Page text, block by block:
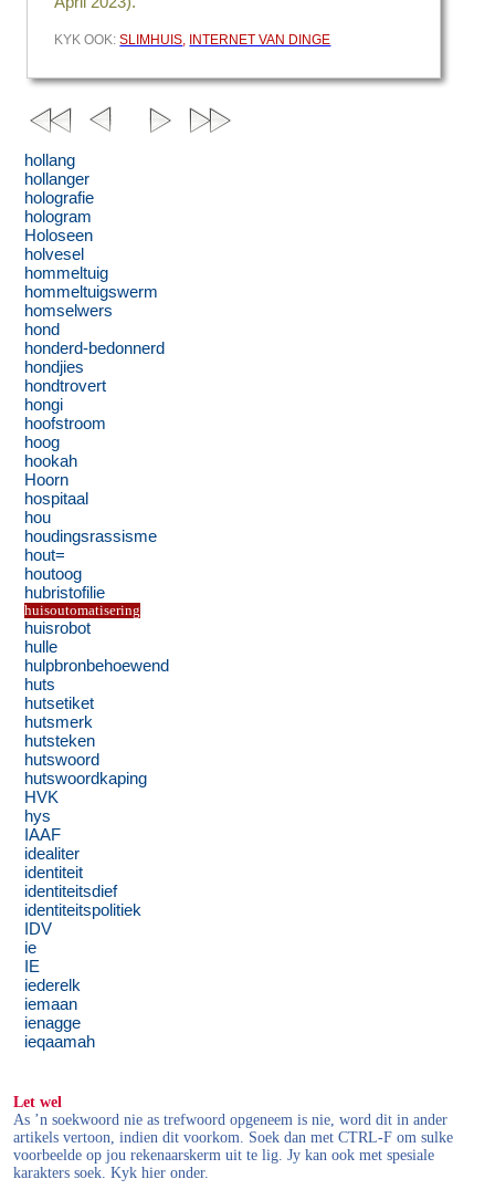
KYK OOK:SLIMHUIS INTERNET VAN DINGE
hollang
hollanger
holografie
hologram
Holoseen
holvesel
hommeltuig
hommeltuigswerm
homselwers
hond
honderd-bedonnerd
hondjies
hondtrovert
hongi
hoofstroom
hoog
hookah
Hoorn
hospitaal
hou
houdingsrassisme
hout=
houtoog
hubristofilie
huisoutomatisering
huisrobot
hulle
hulpbronbehoewend
huts
hutsetiket
hutsmerk
hutsteken
hutswoord
hutswoordkaping
HVK
hys
IAAF
idealiter
identiteit
identiteitsdief
identiteitspolitiek
IDV
ie
IE
iederelk
iemaan
ienagge
ieqaamah
Let wel
As ’n soekwoord nie as trefwoord opgeneem is nie, word dit in ander
artikels vertoon, indien dit voorkom. Soek dan met CTRL-F om sulke
voorbeelde op jou rekenaarskerm uit te lig. Jy kan ook met spesiale
karakters soek. Kyk hier onder.